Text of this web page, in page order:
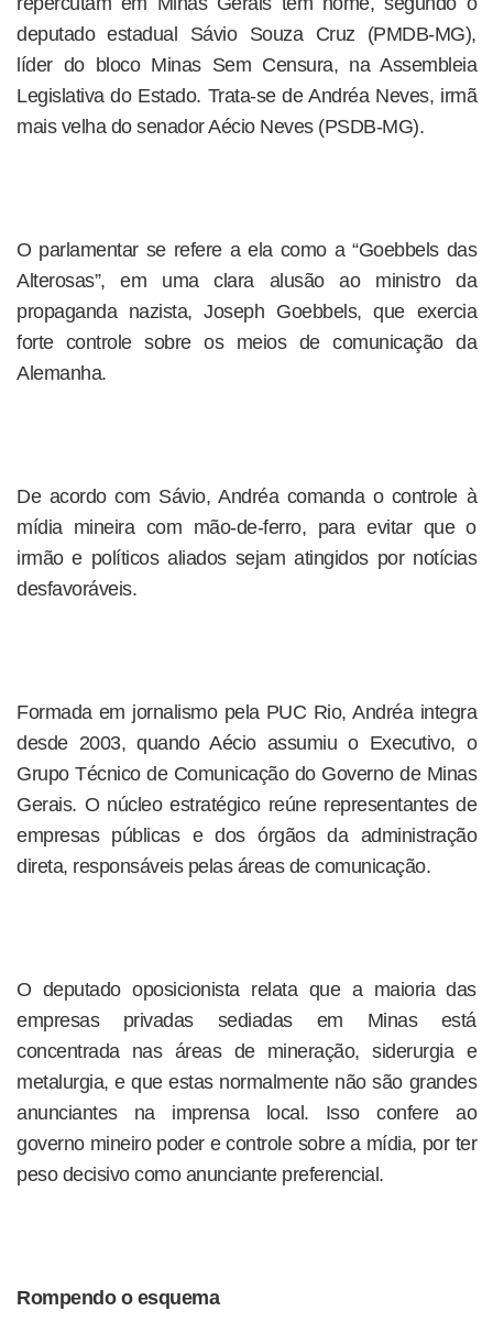
deputado estadual Sávio Souza Cruz (PMDB-MG),
líder do bloco Minas Sem Censura, na Assembleia
Legislativa do Estado. Trata-se de Andréa Neves, irmã
mais velha do senador Aécio Neves (PSDB-MG).
O parlamentar se refere a ela como a “Goebbels das
Alterosas”, em uma clara alusão ao ministro da
propaganda nazista, Joseph Goebbels, que exercia
forte controle sobre os meios de comunicação da
Alemanha.
De acordo com Sávio, Andréa comanda o controle à
mídia mineira com mão-de-ferro, para evitar que o
irmão e políticos aliados sejam atingidos por notícias
desfavoráveis.
Formada em jornalismo pela PUC Rio, Andréa integra
desde 2003, quando Aécio assumiu o Executivo, o
Grupo Técnico de Comunicação do Governo de Minas
Gerais. O núcleo estratégico reúne representantes de
empresas públicas e dos órgãos da administração
direta, responsáveis pelas áreas de comunicação.
O deputado oposicionista relata que a maioria das
empresas privadas sediadas em Minas está
concentrada nas áreas de mineração, siderurgia e
metalurgia, e que estas normalmente não são grandes
anunciantes na imprensa local. Isso confere ao
governo mineiro poder e controle sobre a mídia, por ter
peso decisivo como anunciante preferencial.
Rompendo o esquema